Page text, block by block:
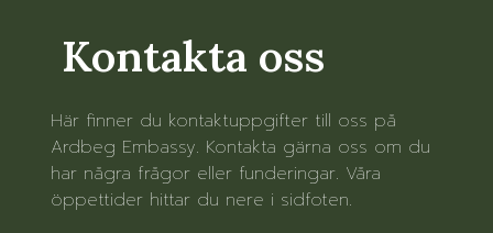
Kontakta oss
Här finner du kontaktuppgifter till oss på
Ardbeg Embassy. Kontakta gärna oss om du
har några frågor eller funderingar. Våra
öppettider hittar du nere i sidfoten.